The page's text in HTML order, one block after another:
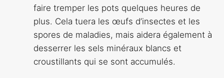
faire tremper les pots quelques heures de
plus. Cela tuera les œufs d’insectes et les
spores de maladies, mais aidera également à
desserrer les sels minéraux blancs et
croustillants qui se sont accumulés.